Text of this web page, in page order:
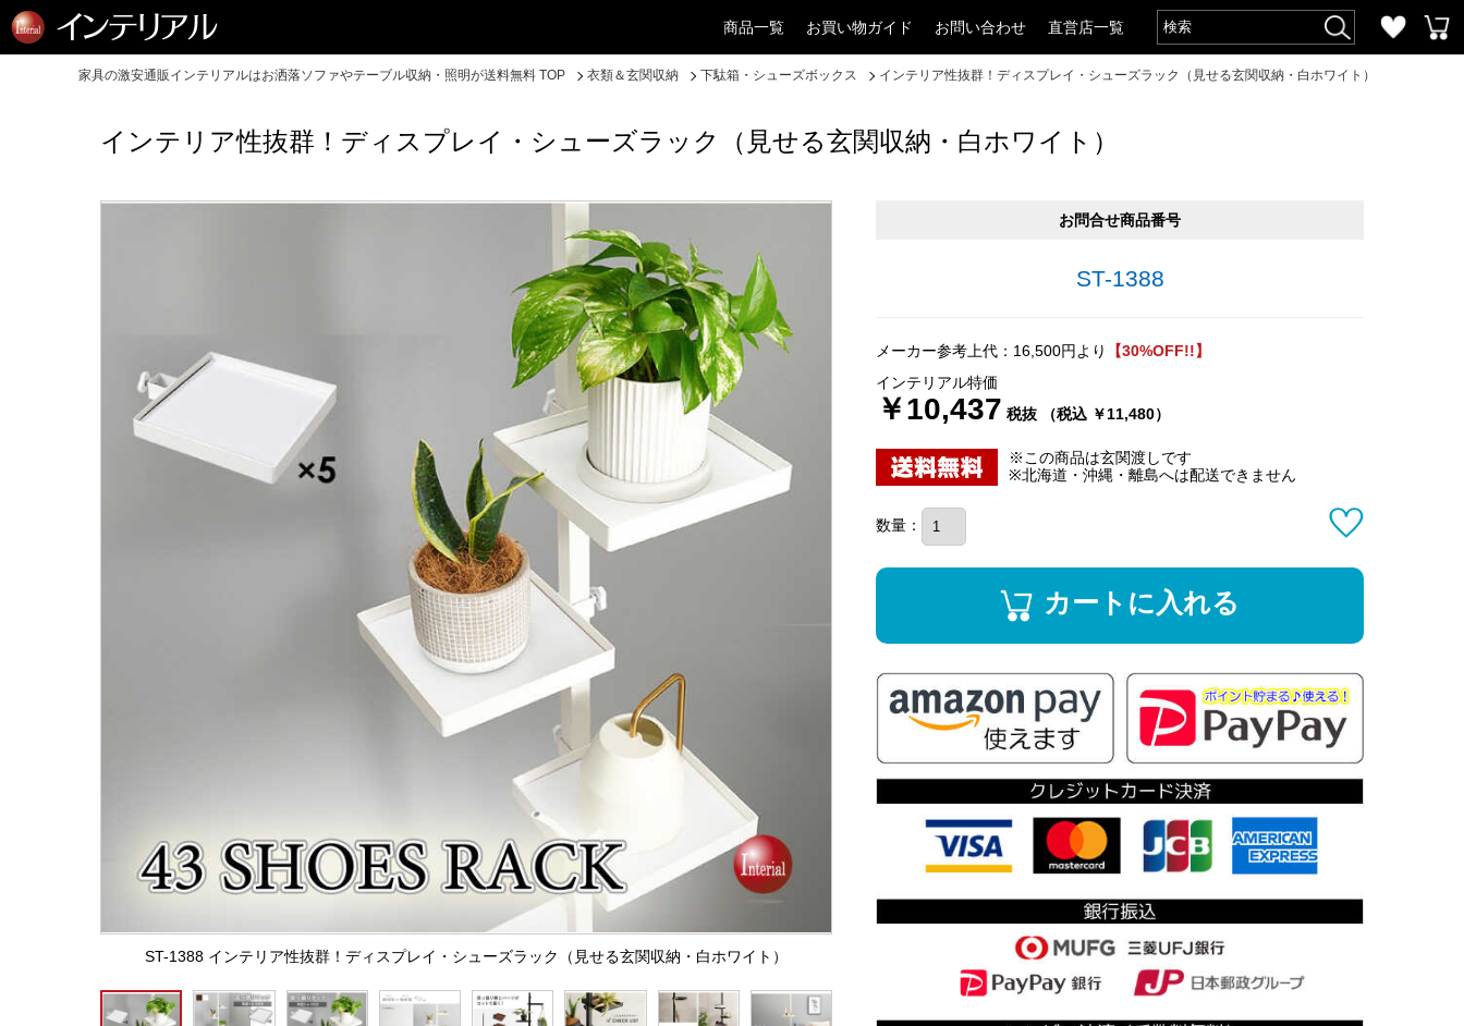
商品一覧 お買い物ガイド お問い合わせ 直営店一覧
家具の激安通販インテリアルはお洒落ソファやテーブル収納・照明が送料無料 TOP 衣類＆玄関収納 下駄箱・シューズボックス インテリア性抜群！ディスプレイ・シューズラック（見せる玄関収納・白ホワイト）
インテリア性抜群！ディスプレイ・シューズラック（見せる玄関収納・白ホワイト）
ST-1388 インテリア性抜群！ディスプレイ・シューズラック（見せる玄関収納・白ホワイト）
お問合せ商品番号
ST-1388
メーカー参考上代：16,500円より
【30%OFF!!】
インテリアル特価
￥10,437 税抜 （税込 ￥11,480）
※この商品は玄関渡しです
※北海道・沖縄・離島へは配送できません
数量：
カートに入れる